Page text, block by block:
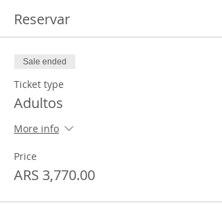
Reservar
Sale ended
Ticket type
Adultos
More info
Price
ARS 3,770.00